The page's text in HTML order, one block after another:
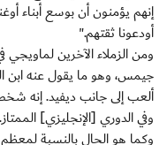
إنهم يؤمنون أن بوسع أبناء
أودعونا ثقتهم."
ومن الزملاء الآخرين لماويجي
جيمس، وهو ما يقول عنه ابن
ألعب إلى جانب ديفيد. إنه
وفي الدوري [الإنجليزي]
وكما هو الحال بالنسبة